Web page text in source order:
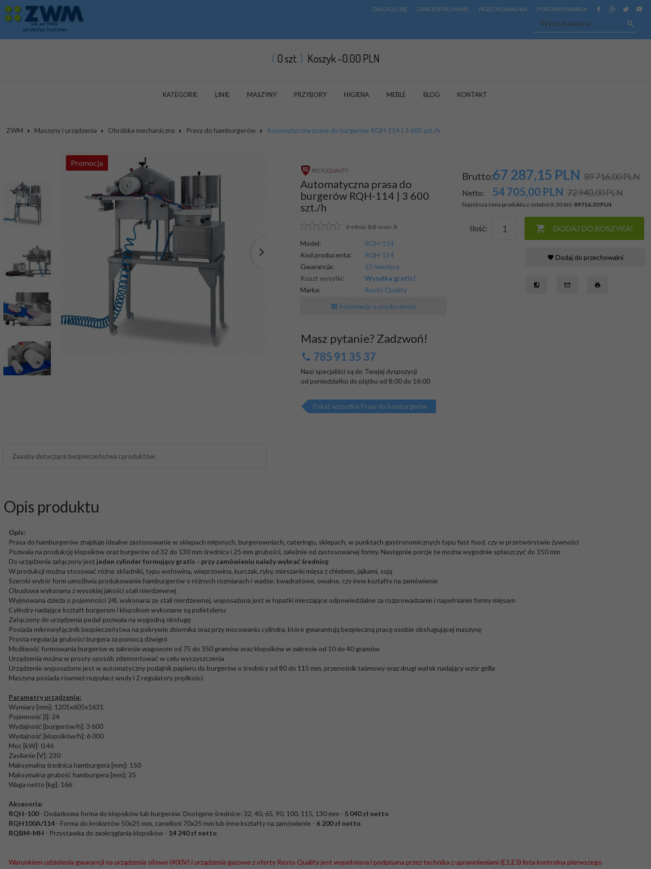
ZALOGUJ SIĘ ZAREJESTRUJ MNIE PRZECHOWALNIA PORÓWNYWARKA
0szt. Koszyk -0.00 PLN
KATEGORIE LINIE MASZYNY PRZYBORY HIGIENA MEBLE BLOG KONTAKT
ZWM Maszyny i urządzenia Obróbka mechaniczna Prasy do hamburgerów Automatyczna prasa do burgerów RQH-114 | 3 600 szt./h
Promocja
Zasoby dotyczące bezpieczeństwa i produktów
Automatyczna prasa do
burgerów RQH-114 | 3 600
szt./h
średnia: 0.0ocen: 0
Model:
RQH-114
Kod producenta:
RQH-114
Gwarancja:
12 miesięcy
Koszt wysyłki:
Wysyłka gratis!
Marka:
Resto Quality
Informacje o producencie
Masz pytanie? Zadzwoń!
785 91 35 37
Nasi specjaliści są do Twojej dyspozycji
od poniedziałku do piątku od 8:00 do 16:00
Pokaż wszystkie Prasy do hamburgerów
Brutto:67 287,15 PLN 89 716,00 PLN
Netto: 54 705,00 PLN 72 940,00 PLN
Najniższa cena produktu z ostatnich 30 dni: 89716.20 PLN
Ilość: DODAJ DO KOSZYKA!
Dodaj do przechowalni
Opis produktu
Opis:
Prasa do hamburgerów znajduje idealne zastosowanie w sklepach mięsnych, burgerowniach, cateringu, sklepach, w punktach gastronomicznych typu fast food, czy w przetwórstwie żywności
Pozwala na produkcję klopsików oraz burgerów od 32 do 130 mm średnicy i 25 mm grubości, zależnie od zastosowanej formy. Następnie porcje te można wygodnie spłaszczyć do 150 mm
Do urządzenia załączony jest jeden cylinder formujący gratis - przy zamówieniu należy wybrać średnicę
W produkcji można stosować różne składniki, typu wołowina, wieprzowina, kurczak, ryby, mieszanki mięsa z chlebem, jajkami, soją
Szeroki wybór form umożliwia produkowanie hamburgerów o różnych rozmiarach i wadze: kwadratowe, owalne, czy inne kształty na zamówienie
Obudowa wykonana z wysokiej jakości stali nierdzewnej
Wyjmowana dzieża o pojemności 24l, wykonana ze stali nierdzewnej, wyposażona jest w łopatki mieszające odpowiedzialne za rozprowadzanie i napełnianie formy mięsem
Cylindry nadające kształt burgerom i klopsikom wykonane są polietylenu
Załączony do urządzenia pedał pozwala na wygodną obsługę
Posiada mikrowyłącznik bezpieczeństwa na pokrywie zbiornika oraz przy mocowaniu cylindra, które gwarantują bezpieczną pracę osobie obsługującej maszynę
Prosta regulacja grubości burgera za pomocą dźwigni
Możliwość formowania burgerów w zakresie wagowym od 75 do 350 gramów oraz klopsików w zakresie od 10 do 40 gramów
Urządzenia można w prosty sposób zdemontować w celu wyczyszczenia
Urządzenie wyposażone jest w automatyczny podajnik papieru do burgerów o średnicy od 80 do 115 mm, przenośnik taśmowy oraz drugi wałek nadający wzór grilla
Maszyna posiada również rozpylacz wody i 2 regulatory prędkości
Parametry urządzenia:
Wymiary [mm]: 1201x605x1631
Pojemność [l]: 24
Wydajność [burgerów/h]: 3 600
Wydajność [klopsików/h]: 6 000
Moc [kW]: 0,46
Zasilanie [V]: 230
Maksymalna średnica hamburgera [mm]: 150
Maksymalna grubość hamburgera [mm]: 25
Waga netto [kg]: 166
Akcesoria:
RQH-100- Dodatkowa forma do klopsików lub burgerów. Dostępne średnice: 32, 40, 65, 90, 100, 115, 130 mm - 5 040 zł netto
RQH100A/114 - Forma do krokietów 50x25 mm, canelloni 70x25 mm lub inne kształty na zamówienie - 6 200 zł netto
RQBM-MH - Przystawka do zaokrąglania klopsików - 14 240 zł netto
Warunkiem udzielenia gwarancji na urządzenia siłowe (400V) i urządzenia gazowe z oferty Resto Quality jest wypełniona i podpisana przez technika z uprawnieniami (E1,E3) lista kontrolna pierwszego